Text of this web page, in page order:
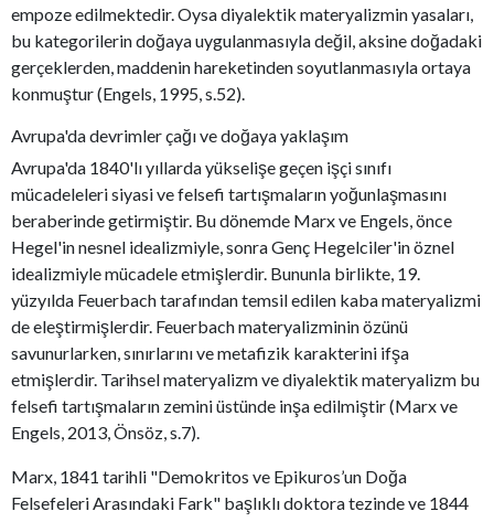
empoze edilmektedir. Oysa diyalektik materyalizmin yasaları,
bu kategorilerin doğaya uygulanmasıyla değil, aksine doğadaki
gerçeklerden, maddenin hareketinden soyutlanmasıyla ortaya
konmuştur (Engels, 1995, s.52).
Avrupa'da devrimler çağı ve doğaya yaklaşım
Avrupa'da 1840'lı yıllarda yükselişe geçen işçi sınıfı
mücadeleleri siyasi ve felsefi tartışmaların yoğunlaşmasını
beraberinde getirmiştir. Bu dönemde Marx ve Engels, önce
Hegel'in nesnel idealizmiyle, sonra Genç Hegelciler'in öznel
idealizmiyle mücadele etmişlerdir. Bununla birlikte, 19.
yüzyılda Feuerbach tarafından temsil edilen kaba materyalizmi
de eleştirmişlerdir. Feuerbach materyalizminin özünü
savunurlarken, sınırlarını ve metafizik karakterini ifşa
etmişlerdir. Tarihsel materyalizm ve diyalektik materyalizm bu
felsefi tartışmaların zemini üstünde inşa edilmiştir (Marx ve
Engels, 2013, Önsöz, s.7).
Marx, 1841 tarihli "Demokritos ve Epikuros’un Doğa
Felsefeleri Arasındaki Fark" başlıklı doktora tezinde ve 1844